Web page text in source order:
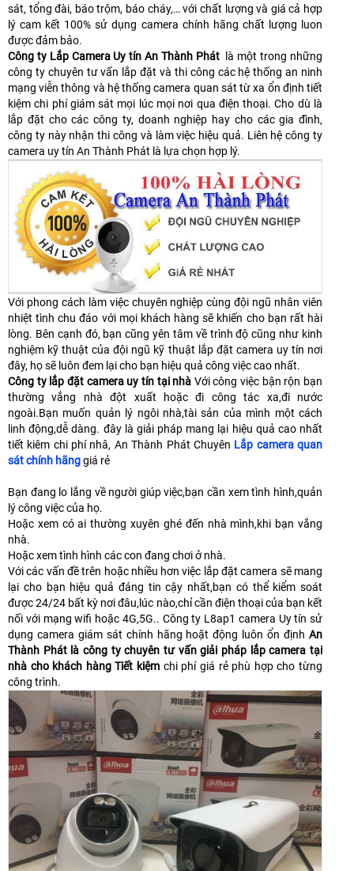
sát, tổng đài, báo trộm, báo cháy,… với chất lượng và giá cả hợp
lý cam kết 100% sử dụng camera chính hãng chất lượng luon
được đảm bảo.
Công ty Lắp Camera Uy tín An Thành Phát
là một trong những
công ty chuyên tư vấn lắp đặt và thi công các hệ thống an ninh
mạng viễn thông và hệ thống camera quan sát từ xa ổn định tiết
kiệm chi phí giám sát mọi lúc mọi nơi qua điện thoại. Cho dù là
lắp đặt cho các công ty, doanh nghiệp hay cho các gia đình,
công ty này nhận thi công và làm việc hiệu quả. Liên hệ công ty
camera uy tín An Thành Phát là lựa chọn hợp lý.
Với phong cách làm việc chuyên nghiệp cùng đội ngũ nhân viên
nhiệt tình chu đáo với mọi khách hàng sẽ khiến cho bạn rất hài
lòng. Bên cạnh đó, bạn cũng yên tâm về trình độ cũng như kinh
nghiệm kỹ thuật của đội ngũ kỹ thuật lắp đặt camera uy tín nơi
đây, họ sẽ luôn đem lại cho bạn hiệu quả công việc cao nhất.
Công ty lắp đặt camera uy tín tại nhà Với công việc bận rộn bạn
thường vắng nhà đột xuất hoặc đi công tác xa,đi nước
ngoài.Bạn muốn quản lý ngôi nhà,tài sản của mình một cách
linh động,dễ dàng. đây là giải pháp mang lại hiệu quả cao nhất
tiết kiêm chi phí nhâ, An Thành Phát Chuyên Lắp camera quan
sát chính hãnggiá rẻ
Bạn đang lo lắng về người giúp việc,bạn cần xem tình hình,quản
lý công việc của họ.
Hoặc xem có ai thường xuyên ghé đến nhà mình,khi bạn vắng
nhà.
Hoặc xem tình hình các con đang chơi ở nhà.
Với các vấn đề trên hoặc nhiều hơn việc lắp đặt camera sẽ mang
lại cho bạn hiệu quả đáng tin cậy nhất,bạn có thể kiểm soát
được 24/24 bất kỳ nơi đâu,lúc nào,chỉ cần điện thoại của bạn kết
nối với mạng wifi hoặc 4G,5G.. Công ty L8ap1 camera Uy tín sử
dụng camera giám sát chính hãng hoặt động luôn ổn định An
Thành Phát là công ty chuyên tư vấn giải pháp lắp camera tại
nhà cho khách hàng Tiết kiệm chi phí giá rẻ phù hợp cho từng
công trình.